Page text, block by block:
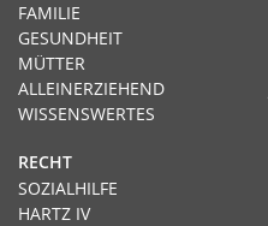
FAMILIE
GESUNDHEIT
MÜTTER
ALLEINERZIEHEND
WISSENSWERTES
RECHT
SOZIALHILFE
HARTZ IV